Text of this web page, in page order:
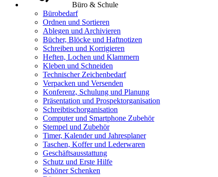
Büro & Schule
Bürobedarf
Ordnen und Sortieren
Ablegen und Archivieren
Bücher, Blöcke und Haftnotizen
Schreiben und Korrigieren
Heften, Lochen und Klammern
Kleben und Schneiden
Technischer Zeichenbedarf
Verpacken und Versenden
Konferenz, Schulung und Planung
Präsentation und Prospektorganisation
Schreibtischorganisation
Computer und Smartphone Zubehör
Stempel und Zubehör
Timer, Kalender und Jahresplaner
Taschen, Koffer und Lederwaren
Geschäftsausstattung
Schutz und Erste Hilfe
Schöner Schenken